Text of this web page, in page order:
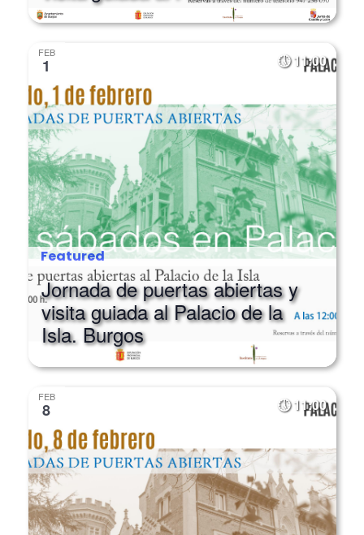
FEB
1 11:00
Featured
Jornada de puertas abiertas y
visita guiada al Palacio de la
Isla. Burgos
FEB
8 11:00